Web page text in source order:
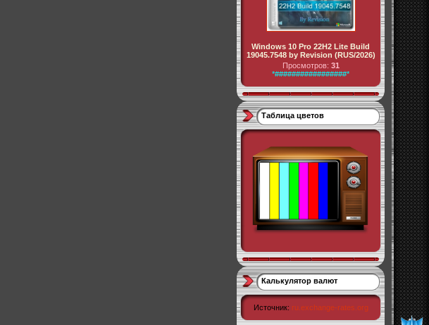
Windows 10 Pro 22H2 Lite Build
19045.7548 by Revision (RUS/2026)
Просмотров: 31
*#################*
Таблица цветов
Калькулятор валют
Источник: ru.exchange-rates.org